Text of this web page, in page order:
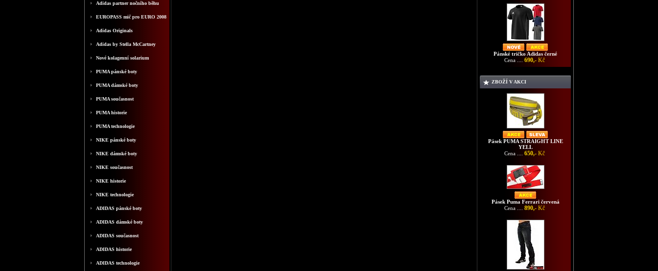
Adidas partner nočního běhu
EUROPASS mič pro EURO 2008
Adidas Originals
Adidas by Stella McCartney
Nové kolagenní solarium
PUMA pánské boty
PUMA dámské boty
PUMA současnost
PUMA historie
PUMA technologie
NIKE pánské boty
NIKE dámské boty
NIKE současnost
NIKE historie
NIKE technologie
ADIDAS pánské boty
ADIDAS dámské boty
ADIDAS současnost
ADIDAS historie
ADIDAS technologie
Pánské tričko Adidas černé
Cena .... 690,- Kč
ZBOŽÍ V AKCI
Pásek PUMA STRAIGHT LINE
YELL
Cena .... 650,- Kč
Pásek Puma Ferrari červená
Cena .... 890,- Kč